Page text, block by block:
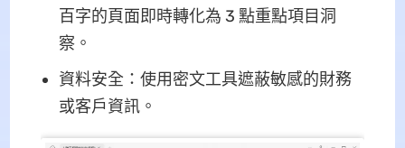
百字的頁面即時轉化為 3 點重點項目洞
察。
資料安全：使用密文工具遮蔽敏感的財務
或客戶資訊。